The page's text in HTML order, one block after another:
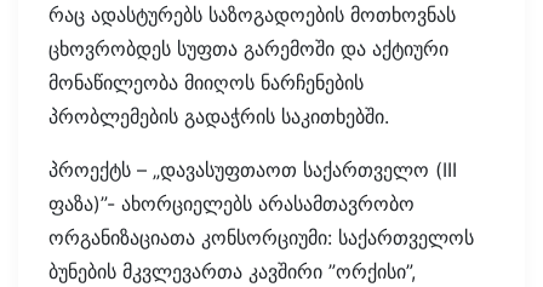
რაც ადასტურებს საზოგადოების მოთხოვნას
ცხოვრობდეს სუფთა გარემოში და აქტიური
მონაწილეობა მიიღოს ნარჩენების
პრობლემების გადაჭრის საკითხებში.
პროექტს – „დავასუფთაოთ საქართველო (III
ფაზა)”- ახორციელებს არასამთავრობო
ორგანიზაციათა კონსორციუმი: საქართველოს
ბუნების მკვლევართა კავშირი ”ორქისი”,